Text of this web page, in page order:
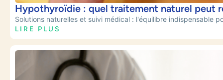
Hypothyroïdie : quel traitement naturel peut
Solutions naturelles et suivi médical : l'équilibre indispensable
LIRE PLUS